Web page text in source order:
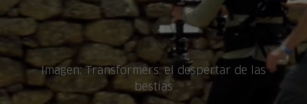
Imagen: Transformers: el despertar de las
bestias